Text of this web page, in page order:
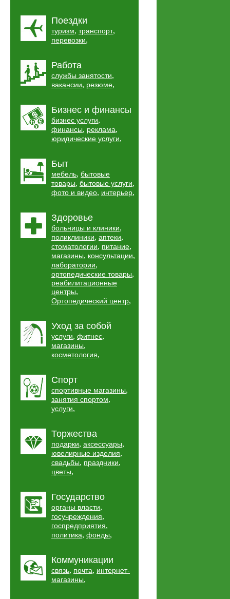
Поездки
туризм, транспорт,
перевозки,
Работа
службы занятости,
вакансии, резюме,
Бизнес и финансы
бизнес услуги,
финансы, реклама,
юридические услуги,
Быт
мебель, бытовые
товары, бытовые услуги,
фото и видео, интерьер,
Здоровье
больницы и клиники,
поликлиники, аптеки,
стоматологии, питание,
магазины, консультации,
лаборатории,
ортопедические товары,
реабилитационные
центры,
Ортопедический центр,
Уход за собой
услуги, фитнес,
магазины,
косметология,
Спорт
спортивные магазины,
занятия спортом,
услуги,
Торжества
подарки, аксессуары,
ювелирные изделия,
свадьбы, праздники,
цветы,
Государство
органы власти,
госучреждения,
госпредприятия,
политика, фонды,
Коммуникации
связь, почта, интернет-
магазины,